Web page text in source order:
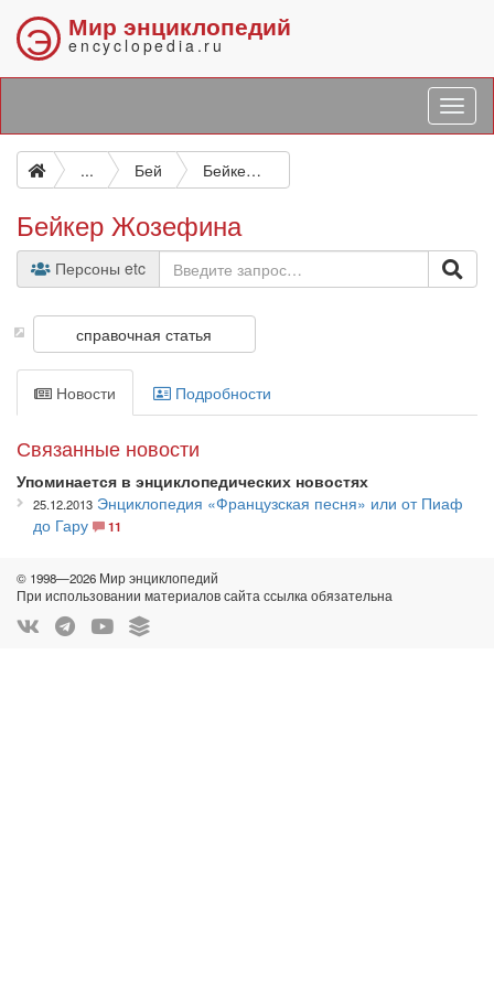
Э Мир энциклопедий
encyclopedia.ru
... Бей Бейкер Жозефина
Бейкер Жозефина
Персоны etc
справочная статья
Новости Подробности
Связанные новости
Упоминается в энциклопедических новостях
25.12.2013 Энциклопедия «Французская песня» или от Пиаф
до Гару
11
© 1998—2026 Мир энциклопедий
При использовании материалов сайта ссылка обязательна